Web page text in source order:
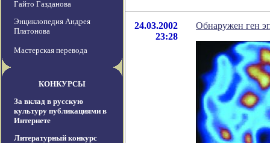
Гайто Газданова
Энциклопедия Андрея
Платонова
Мастерская перевода
КОНКУРСЫ
За вклад в русскую
культуру публикациями в
Интернете
Литературный конкурс
24.03.2002
23:28
Обнаружен ген